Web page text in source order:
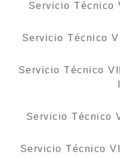
Servicio Técnico
Servicio Técnico
Servicio Técnico
Servicio Técnico
Servicio Técnico